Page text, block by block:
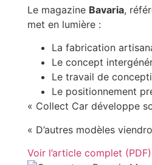
Le magazine Bavaria,
met en lumière :
La fabrication
Le concept
Le travail de
Le positionnement
« Collect Car développe
« D’autres modèles
Voir l’article complet (PDF)